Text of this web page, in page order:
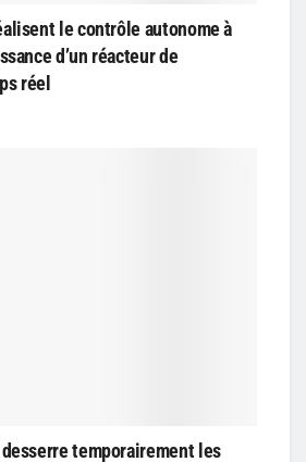
le contrôle autonome à
d’un réacteur de
réel
desserre temporairement les